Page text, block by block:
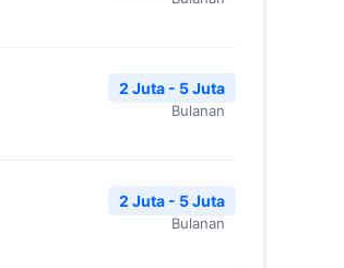
2 Juta - 5 Juta
Bulanan
2 Juta - 5 Juta
Bulanan